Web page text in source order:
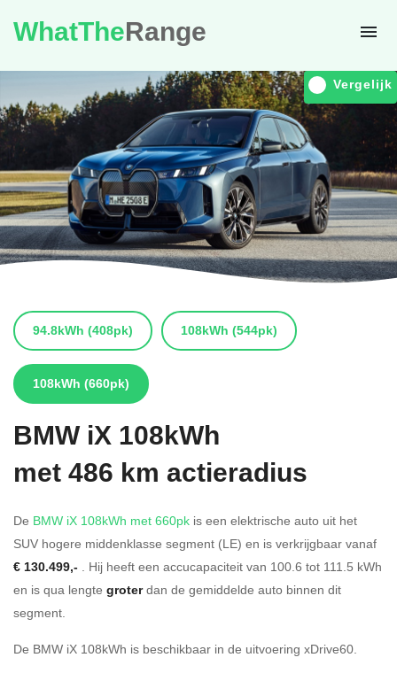
WhatTheRange
Vergelijk
94.8kWh (408pk) 108kWh (544pk)
108kWh (660pk)
BMWiX 108kWh
met 486 km actieradius
De BMW iX 108kWh met 660pk is een elektrische auto uit het
SUV hogere middenklasse segment (LE) en is verkrijgbaar vanaf
€ 130.499,- . Hij heeft een accucapaciteit van 100.6 tot 111.5 kWh
en is qua lengte groterdan de gemiddelde auto binnen dit
segment.
De BMW iX 108kWh is beschikbaar in de uitvoering xDrive60.